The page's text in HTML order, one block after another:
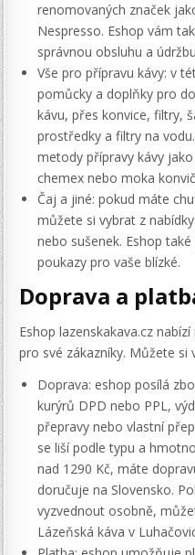
renomovaných značek
Nespresso. Eshop vám
správnou obsluhu a
Vše pro přípravu kávy: v
pomůcky a doplňky pro
kávu, přes konvice, filtry,
prostředky a filtry na
metody přípravy kávy
chemex nebo moka
Čaj a jiné: pokud máte
můžete si vybrat z
nebo sušenek. Eshop
poukazy pro vaše blízké.
Doprava a
Eshop lazenskakava.cz
pro své zákazníky. Můžete si
Doprava: eshop posílá
kurýrů DPD nebo PPL,
přepravy nebo vlastní
se liší podle typu a
nad 1290 Kč, máte
doručuje na Slovensko.
vyzvednout osobně,
Lázeňská káva v